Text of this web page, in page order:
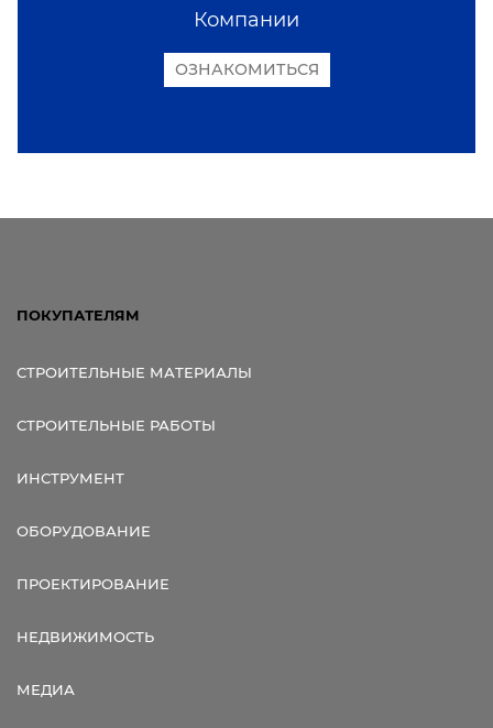
Компании
ОЗНАКОМИТЬСЯ
ПОКУПАТЕЛЯМ
СТРОИТЕЛЬНЫЕ МАТЕРИАЛЫ
СТРОИТЕЛЬНЫЕ РАБОТЫ
ИНСТРУМЕНТ
ОБОРУДОВАНИЕ
ПРОЕКТИРОВАНИЕ
НЕДВИЖИМОСТЬ
МЕДИА